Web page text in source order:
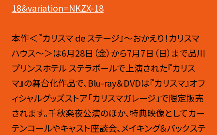
18&variation=NKZX-18
本作＜『カリスマ de ステージ』～おかえり！カリスマ
ハウス～＞は6月28日（金）から7月7日（日）まで品川
プリンスホテル ステラボールで上演された『カリス
マ』の舞台化作品で、Blu-ray＆DVDは『カリスマ』オフ
ィシャルグッズストア「カリスマガレージ」で限定販売
されます。千秋楽夜公演のほか、特典映像としてカー
テンコールやキャスト座談会、メイキング＆バックステ